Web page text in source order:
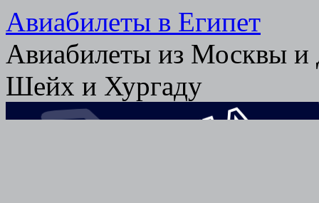
Авиабилеты в Египет
Авиабилеты из Москвы и
Шейх и Хургаду